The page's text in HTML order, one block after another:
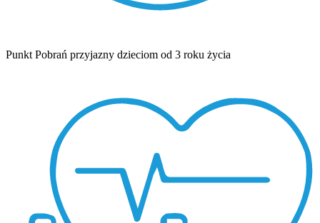
Punkt Pobrań przyjazny dzieciom od 3 roku życia